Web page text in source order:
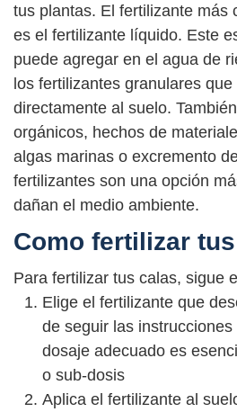
tus plantas. El fertilizante más
es el fertilizante líquido. Este
puede agregar en el agua de
los fertilizantes granulares
directamente al suelo.
orgánicos, hechos de
algas marinas o excremento
fertilizantes son una opción
dañan el medio ambiente.
Como fertilizar
Para fertilizar tus calas, sigue
Elige el fertilizante que
de seguir las
dosaje adecuado es
o sub-dosis
Aplica el fertilizante al